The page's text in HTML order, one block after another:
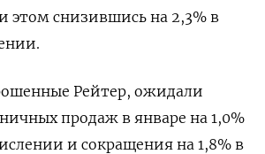
этом снизившись на 2,3%​​​ в
Рейтер, ожидали
продаж в январе на 1,0%​​
и сокращения на 1,8%​​ в